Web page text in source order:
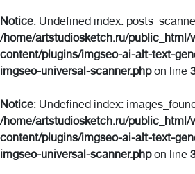
Notice: Undefined index:
/home/artstudiosketch.ru/public_html/
content/plugins/imgseo-ai-alt-text-
imgseo-universal-scanner.phpon line
Notice: Undefined index:
/home/artstudiosketch.ru/public_html/
content/plugins/imgseo-ai-alt-text-
imgseo-universal-scanner.phpon line